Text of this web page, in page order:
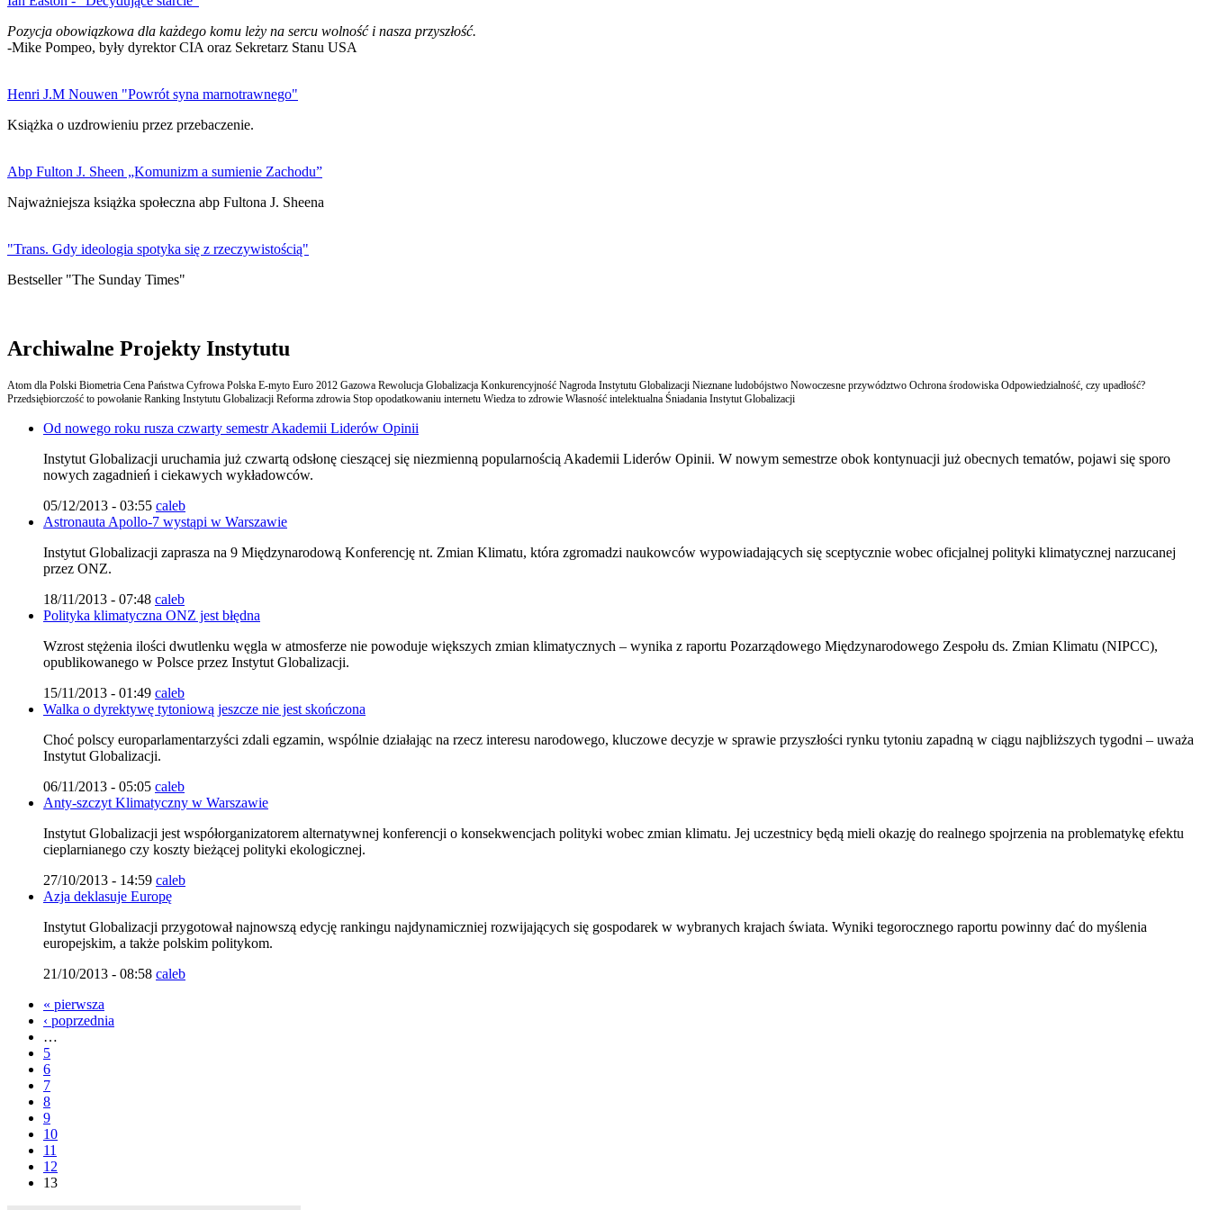
Pozycja obowiązkowa dla każdego komu leży na sercu wolność i nasza przyszłość.
-Mike Pompeo, były dyrektor CIA oraz Sekretarz Stanu USA
Henri J.M Nouwen "Powrót syna marnotrawnego"
Książka o uzdrowieniu przez przebaczenie.
Abp Fulton J. Sheen „Komunizm a sumienie Zachodu”
Najważniejsza książka społeczna abp Fultona J. Sheena
"Trans. Gdy ideologia spotyka się z rzeczywistością"
Bestseller "The Sunday Times"
Archiwalne Projekty Instytutu
Atom dla Polski Biometria Cena Państwa Cyfrowa Polska E-myto Euro 2012 Gazowa Rewolucja Globalizacja Konkurencyjność Nagroda Instytutu Globalizacji Nieznane ludobójstwo Nowoczesne przywództwo Ochrona środowiska Odpowiedzialność, czy upadłość?
Przedsiębiorczość to powołanie Ranking Instytutu Globalizacji Reforma zdrowia Stop opodatkowaniu internetu Wiedza to zdrowie Własność intelektualna Śniadania Instytut Globalizacji
Od nowego roku rusza czwarty semestr Akademii Liderów Opinii
Instytut Globalizacji uruchamia już czwartą odsłonę cieszącej się niezmienną popularnością Akademii Liderów Opinii. W nowym semestrze obok kontynuacji już obecnych tematów, pojawi się sporo
nowych zagadnień i ciekawych wykładowców.
05/12/2013 - 03:55 caleb
Astronauta Apollo-7 wystąpi w Warszawie
Instytut Globalizacji zaprasza na 9 Międzynarodową Konferencję nt. Zmian Klimatu, która zgromadzi naukowców wypowiadających się sceptycznie wobec oficjalnej polityki klimatycznej narzucanej
przez ONZ.
18/11/2013 - 07:48 caleb
Polityka klimatyczna ONZ jest błędna
Wzrost stężenia ilości dwutlenku węgla w atmosferze nie powoduje większych zmian klimatycznych – wynika z raportu Pozarządowego Międzynarodowego Zespołu ds. Zmian Klimatu (NIPCC),
opublikowanego w Polsce przez Instytut Globalizacji.
15/11/2013 - 01:49 caleb
Walka o dyrektywę tytoniową jeszcze nie jest skończona
Choć polscy europarlamentarzyści zdali egzamin, wspólnie działając na rzecz interesu narodowego, kluczowe decyzje w sprawie przyszłości rynku tytoniu zapadną w ciągu najbliższych tygodni – uważa
Instytut Globalizacji.
06/11/2013 - 05:05 caleb
Anty-szczyt Klimatyczny w Warszawie
Instytut Globalizacji jest współorganizatorem alternatywnej konferencji o konsekwencjach polityki wobec zmian klimatu. Jej uczestnicy będą mieli okazję do realnego spojrzenia na problematykę efektu
cieplarnianego czy koszty bieżącej polityki ekologicznej.
27/10/2013 - 14:59 caleb
Azja deklasuje Europę
Instytut Globalizacji przygotował najnowszą edycję rankingu najdynamiczniej rozwijających się gospodarek w wybranych krajach świata. Wyniki tegorocznego raportu powinny dać do myślenia
europejskim, a także polskim politykom.
21/10/2013 - 08:58 caleb
« pierwsza
‹ poprzednia
…
5
6
7
8
9
10
11
12
13